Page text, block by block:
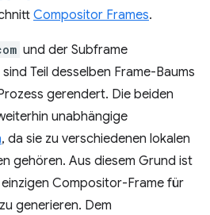
Compositor Frames.
und der Subframe
sind Teil desselben Frame-Baums
gerendert. Die beiden
unabhängige
, da sie zu verschiedenen lokalen
gehören. Aus diesem Grund ist
Compositor-Frame für
generieren. Dem